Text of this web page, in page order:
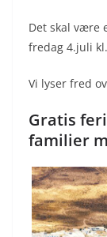
Det skal være
fredag 4.juli
Vi lyser fred
Gratis
familier